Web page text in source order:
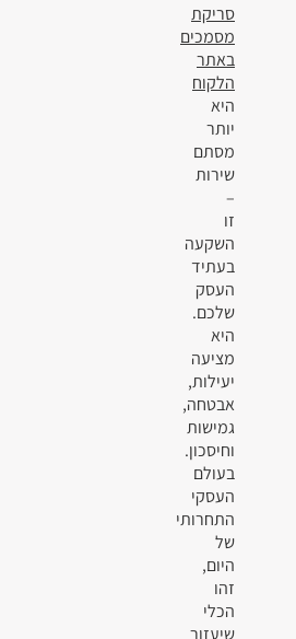
סריקת
מסמכים
באתר
הלקוח
היא
יותר
מסתם
שירות
–
זו
השקעה
בעתיד
העסק
שלכם.
היא
מציעה
יעילות,
אבטחה,
גמישות
וחיסכון.
בעולם
העסקי
התחרותי
של
היום,
זהו
הכלי
שיעזור